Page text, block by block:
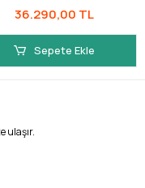
36.290,00 TL
Sepete Ekle
ulaşır.